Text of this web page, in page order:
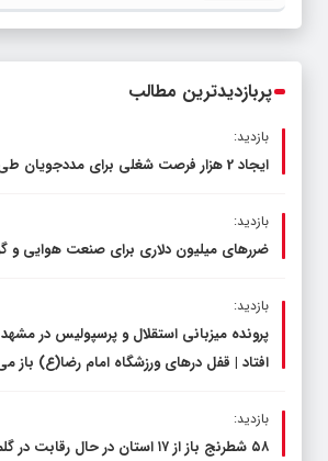
قاچاق سوخت و عوامل
پربازدیدترین مطالب
بازدید:
ایجاد 2 هزار فرصت شغلی برای مددجویان طی ۵ سال گذشته
بازدید:
ضررهای میلیون دلاری برای صنعت هوایی و
بازدید:
پرونده میزبانی استقلال و پرسپولیس در
افتاد | قفل در‌های ورزشگاه امام رضا(ع) باز
بازدید:
۵۸ شطرنج‌ باز از ۱۷ استان در حال رقابت در گلمکان